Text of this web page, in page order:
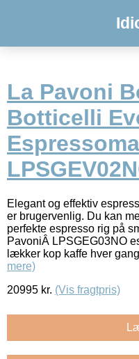
La Pavoni
Botticelli
Elegant og effektiv
er brugervenlig. Du kan
perfekte espresso rig på
PavoniÂ LPSGEG03NO
lækker kop kaffe hver
mere)
20995 kr. (Vis fragtpris)